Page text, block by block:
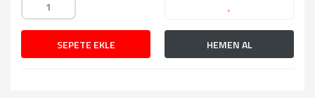
SEPETE EKLE HEMEN AL